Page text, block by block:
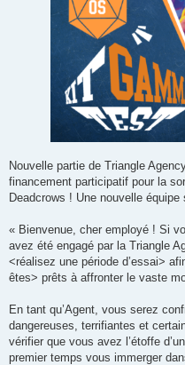
Nouvelle partie de Triangle
financement participatif pour la
Deadcrows ! Une nouvelle équipe
« Bienvenue, cher employé ! Si
avez été engagé par la Triangle
<réalisez une période d’essai>
êtes> prêts à affronter le vaste
En tant qu’Agent, vous serez
dangereuses, terrifiantes et
vérifier que vous avez l’étoffe
premier temps vous immerger